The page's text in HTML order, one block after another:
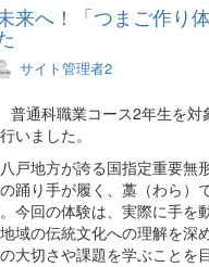
来へ！「つまご作り体
サイト管理者2
通科職業コース2年生を対
いました。
戸地方が誇る国指定重要無
踊り手が履く、藁（わら）
今回の体験は、実際に手を
域の伝統文化への理解を深
大切さや課題を学ぶことを